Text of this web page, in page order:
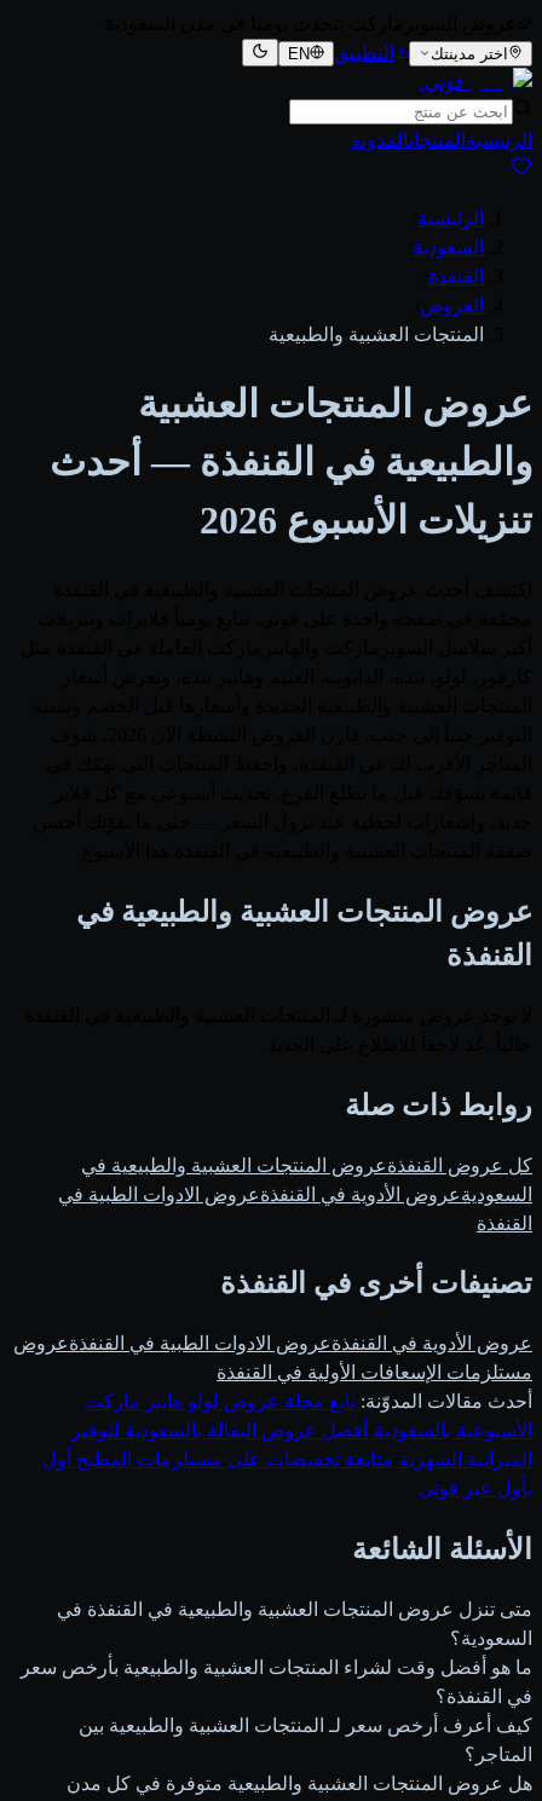
اختر مدينتك التطبيق EN
قوتي.
الرئيسية المنتجاتالمدونة
الرئيسية
السعودية
القنفذة
العروض
المنتجات العشبية والطبيعية
عروض المنتجات العشبية
والطبيعية في القنفذة — أحدث
تنزيلات الأسبوع 2026
عروض المنتجات العشبية والطبيعية في
القنفذة
روابط ذات صلة
كل عروض القنفذةعروض المنتجات العشبية والطبيعية في
السعوديةعروض الأدوية في القنفذةعروض الادوات الطبية في
القنفذة
تصنيفات أخرى في القنفذة
عروض الأدوية في القنفذةعروض الادوات الطبية في القنفذةعروض
مستلزمات الإسعافات الأولية في القنفذة
أحدث مقالات المدوّنة: تابع مجلة عروض لولو هايبر ماركت
الأسبوعية بالسعودية
أفضل عروض البقالة بالسعودية لتوفير
الميزانية الشهرية متابعة تخفيضات على مستلزمات المطبخ أول
بأول عبر قوتي
الأسئلة الشائعة
متى تنزل عروض المنتجات العشبية والطبيعية في القنفذة في
السعودية؟
ما هو أفضل وقت لشراء المنتجات العشبية والطبيعية بأرخص سعر
في القنفذة؟
كيف أعرف أرخص سعر لـ المنتجات العشبية والطبيعية بين
المتاجر؟
هل عروض المنتجات العشبية والطبيعية متوفرة في كل مدن